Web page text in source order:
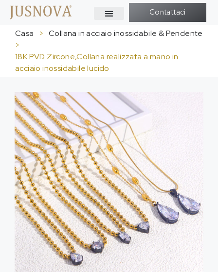
Contattaci
Casa > Collana in acciaio inossidabile & Pendente
>
18K PVD Zircone,Collana realizzata a mano in
acciaio inossidabile lucido